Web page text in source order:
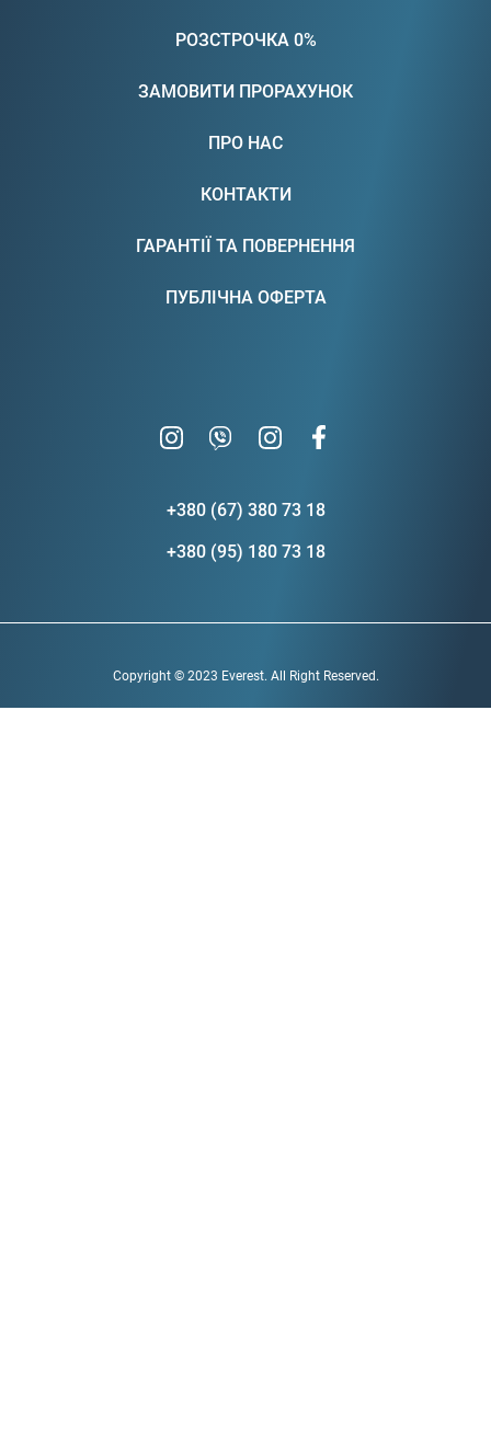
РОЗСТРОЧКА 0%
ЗАМОВИТИ ПРОРАХУНОК
ПРО НАС
КОНТАКТИ
ГАРАНТІЇ ТА ПОВЕРНЕННЯ
ПУБЛІЧНА ОФЕРТА
+380 (67) 380 73 18
+380 (95) 180 73 18
Copyright © 2023 Everest. All Right Reserved.